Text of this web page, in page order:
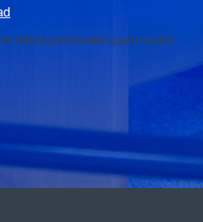
”.
datos personales para recibir